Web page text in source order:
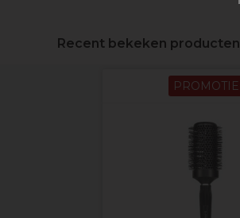
Recent bekeken producten
PROMOTIE